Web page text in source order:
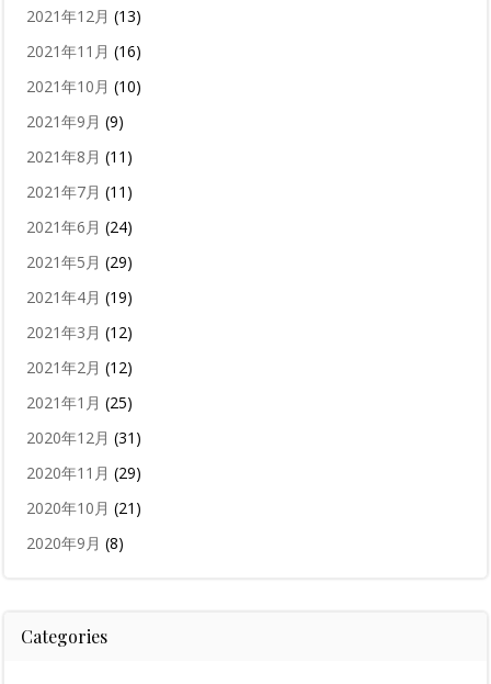
2021年12月 (13)
2021年11月 (16)
2021年10月 (10)
2021年9月 (9)
2021年8月 (11)
2021年7月 (11)
2021年6月 (24)
2021年5月 (29)
2021年4月 (19)
2021年3月 (12)
2021年2月 (12)
2021年1月 (25)
2020年12月 (31)
2020年11月 (29)
2020年10月 (21)
2020年9月 (8)
Categories